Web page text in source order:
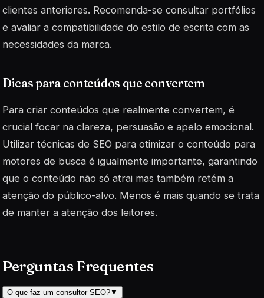
clientes anteriores. Recomenda-se consultar portfólios
e avaliar a compatibilidade do estilo de escrita com as
necessidades da marca.
Dicas para conteúdos que convertem
Para criar conteúdos que realmente convertem, é
crucial focar na clareza, persuasão e apelo emocional.
Utilizar técnicas de SEO para otimizar o conteúdo para
motores de busca é igualmente importante, garantindo
que o conteúdo não só atrai mas também retém a
atenção do público-alvo. Menos é mais quando se trata
de manter a atenção dos leitores.
Perguntas Frequentes
O que faz um consultor SEO?▼